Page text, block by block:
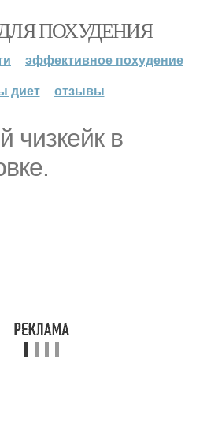
ПОХУДЕНИЯ
эффективное похудение
диет
отзывы
чизкейк в